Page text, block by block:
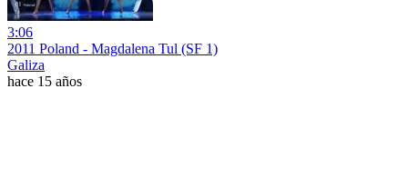
3:06
2011 Poland - Magdalena Tul (SF 1)
Galiza
hace 15 años